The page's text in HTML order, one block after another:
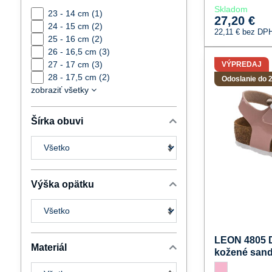
Skladom
27,20 €
22,11 € bez
VÝPREDAJ
Odoslanie do
LEON 4805
kožené
23 - 14 cm (1)
24 - 15 cm (2)
25 - 16 cm (2)
26 - 16,5 cm (3)
27 - 17 cm (3)
28 - 17,5 cm (2)
zobraziť všetky
Šírka obuvi
Výška opätku
Materiál